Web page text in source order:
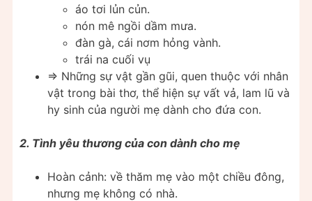
áo tơi lủn củn.
nón mê ngồi dầm mưa.
đàn gà, cái nơm hỏng vành.
trái na cuối vụ
=> Những sự vật gần gũi, quen thuộc với nhân
vật trong bài thơ, thể hiện sự vất vả, lam lũ và
hy sinh của người mẹ dành cho đứa con.
2. Tình yêu thương của con dành cho mẹ
Hoàn cảnh: về thăm mẹ vào một chiều đông,
nhưng mẹ không có nhà.